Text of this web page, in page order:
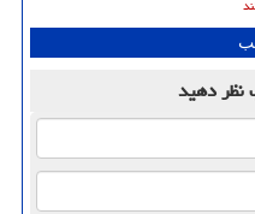
نظر دهید